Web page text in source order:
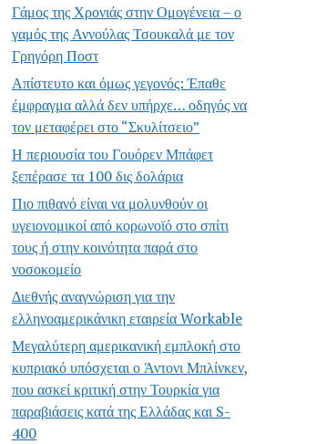
Γάμος της Χρονιάς στην Ομογένεια – ο
γαμός της Αννούλας Τσουκαλά με τον
Γρηγόρη Ποστ
Απίστευτο και όμως γεγονός: Έπαθε
έμφραγμα αλλά δεν υπήρχε… οδηγός να
τον μεταφέρει στο “Σκυλίτσειο”
Η περιουσία του Γουόρεν Μπάφετ
ξεπέρασε τα 100 δις δολάρια
Πιο πιθανό είναι να μολυνθούν οι
υγειονομικοί από κορωνοϊό στο σπίτι
τους ή στην κοινότητα παρά στο
νοσοκομείο
Διεθνής αναγνώριση για την
ελληνοαμερικάνικη εταιρεία Workable
Μεγαλύτερη αμερικανική εμπλοκή στο
κυπριακό υπόσχεται ο Άντονι Μπλίνκεν,
που ασκεί κριτική στην Τουρκία για
παραβιάσεις κατά της Ελλάδας και S-
400